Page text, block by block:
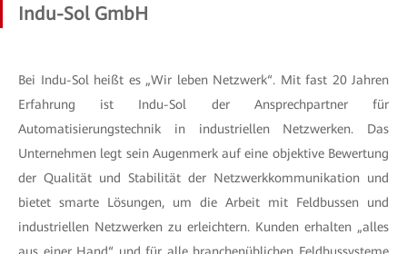
Indu-Sol GmbH
Bei Indu-Sol heißt es „Wir leben Netzwerk“. Mit fast 20 Jahren
Erfahrung ist Indu-Sol der Ansprechpartner für
Automatisierungstechnik in industriellen Netzwerken. Das
Unternehmen legt sein Augenmerk auf eine objektive Bewertung
der Qualität und Stabilität der Netzwerkkommunikation und
bietet smarte Lösungen, um die Arbeit mit Feldbussen und
industriellen Netzwerken zu erleichtern. Kunden erhalten „alles